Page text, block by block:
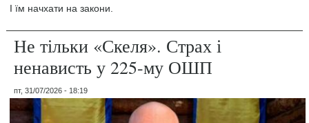
І їм начхати на закони.
Не тільки «Скеля». Страх і
ненависть у 225-му ОШП
пт, 31/07/2026 - 18:19